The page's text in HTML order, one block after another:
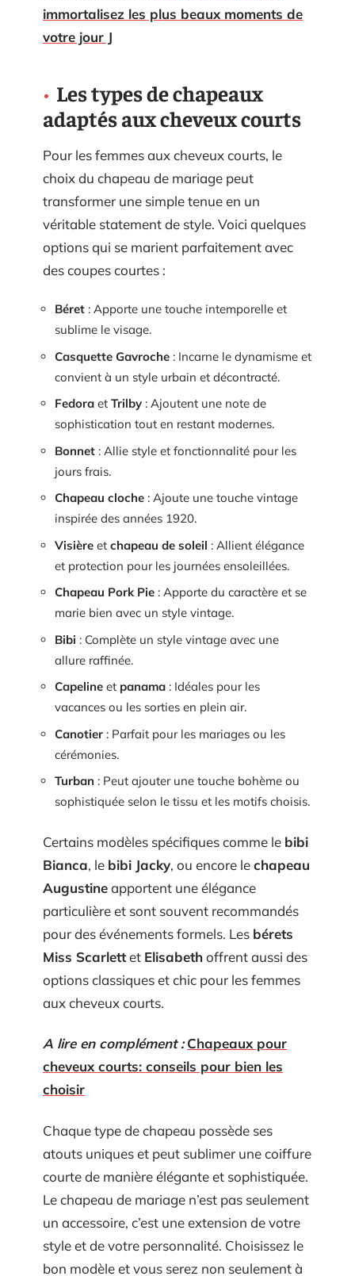
immortalisez les plus beaux moments de
votre jour J
Les types de chapeaux
adaptés aux cheveux courts
Pour les femmes aux cheveux courts, le
choix du chapeau de mariage peut
transformer une simple tenue en un
véritable statement de style. Voici quelques
options qui se marient parfaitement avec
des coupes courtes :
Béret : Apporte une touche intemporelle et
sublime le visage.
Casquette Gavroche : Incarne le dynamisme et
convient à un style urbain et décontracté.
Fedora et Trilby : Ajoutent une note de
sophistication tout en restant modernes.
Bonnet : Allie style et fonctionnalité pour les
jours frais.
Chapeau cloche : Ajoute une touche vintage
inspirée des années 1920.
Visière et chapeau de soleil : Allient élégance
et protection pour les journées ensoleillées.
Chapeau Pork Pie : Apporte du caractère et se
marie bien avec un style vintage.
Bibi : Complète un style vintage avec une
allure raffinée.
Capeline et panama : Idéales pour les
vacances ou les sorties en plein air.
Canotier : Parfait pour les mariages ou les
cérémonies.
Turban : Peut ajouter une touche bohème ou
sophistiquée selon le tissu et les motifs choisis.
Certains modèles spécifiques comme le bibi
Bianca, le bibi Jacky, ou encore lechapeau
Augustineapportent une élégance
particulière et sont souvent recommandés
pour des événements formels. Les bérets
Miss Scarlettet Elisabethoffrent aussi des
options classiques et chic pour les femmes
aux cheveux courts.
A lire en complément : Chapeaux pour
cheveux courts: conseils pour bien les
choisir
Chaque type de chapeau possède ses
atouts uniques et peut sublimer une coiffure
courte de manière élégante et sophistiquée.
Le chapeau de mariage n’est pas seulement
un accessoire, c’est une extension de votre
style et de votre personnalité. Choisissez le
bon modèle et vous serez non seulement à